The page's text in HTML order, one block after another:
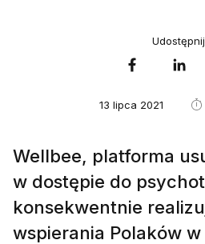
13 lipca 2021
Wellbee, platforma
w dostępie do
konsekwentnie
wspierania Polaków